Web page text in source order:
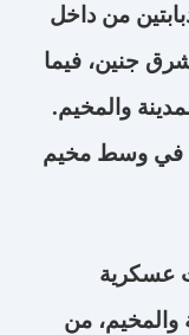
من داخل
جنين، فيما
والمخيم.
في وسط مخيم
عسكرية
والمخيم، من